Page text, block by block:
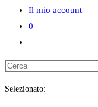
Il mio account
0
ricerca
sul
Selezionato: